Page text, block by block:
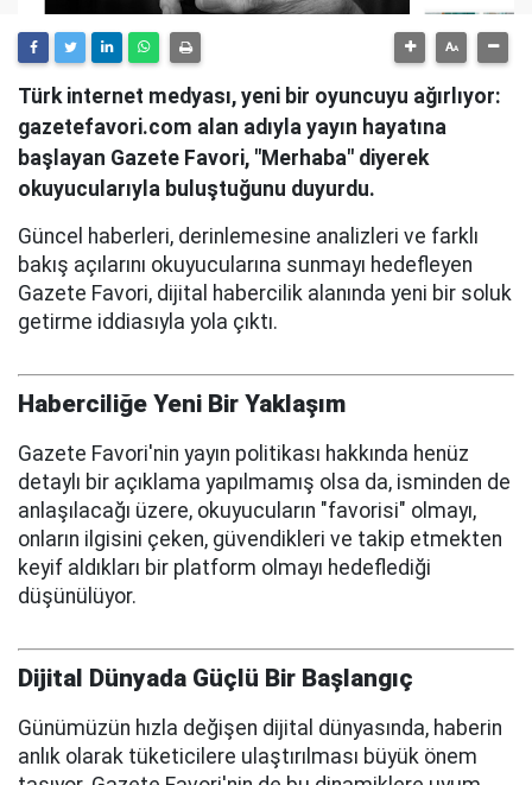
Türk internet medyası, yeni bir oyuncuyu ağırlıyor:
gazetefavori.com alan adıyla yayın hayatına
başlayan Gazete Favori, "Merhaba" diyerek
okuyucularıyla buluştuğunu duyurdu.
Güncel haberleri, derinlemesine analizleri ve farklı
bakış açılarını okuyucularına sunmayı hedefleyen
Gazete Favori, dijital habercilik alanında yeni bir soluk
getirme iddiasıyla yola çıktı.
Haberciliğe Yeni Bir Yaklaşım
Gazete Favori'nin yayın politikası hakkında henüz
detaylı bir açıklama yapılmamış olsa da, isminden de
anlaşılacağı üzere, okuyucuların "favorisi" olmayı,
onların ilgisini çeken, güvendikleri ve takip etmekten
keyif aldıkları bir platform olmayı hedeflediği
düşünülüyor.
Dijital Dünyada Güçlü Bir Başlangıç
Günümüzün hızla değişen dijital dünyasında, haberin
anlık olarak tüketicilere ulaştırılması büyük önem